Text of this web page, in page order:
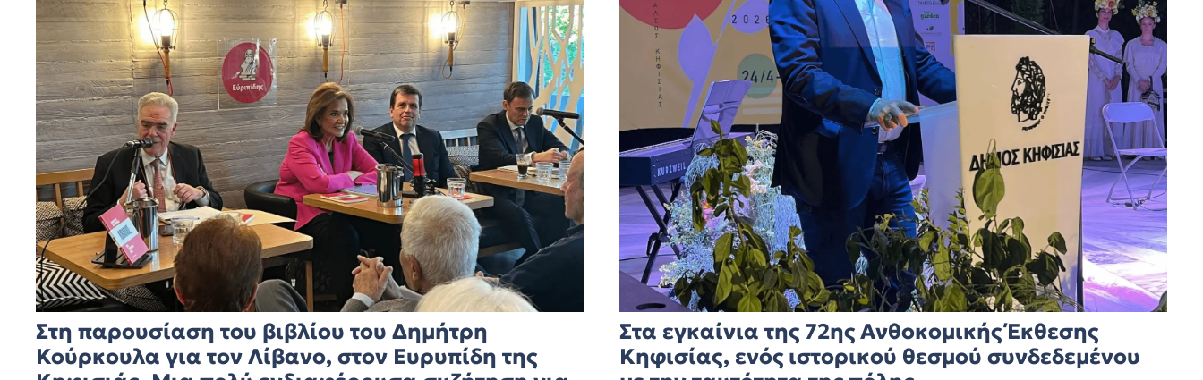
Στη παρουσίαση του βιβλίου του Δημήτρη
Κούρκουλα για τον Λίβανο, στον Ευρυπίδη της
Στα εγκαίνια της 72ης Ανθοκομικής Έκθεσης
Κηφισίας, ενός ιστορικού θεσμού συνδεδεμένου